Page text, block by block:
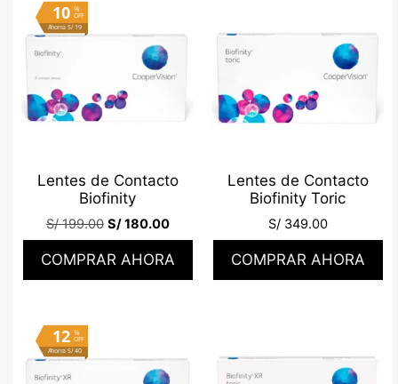
%
OFF
10
Ahorra S/ 19
Lentes de Contacto
Biofinity
S/199.00 S/180.00
COMPRAR AHORA
Lentes de Contacto
Biofinity Toric
S/349.00
COMPRAR AHORA
%
OFF
12
Ahorra S/ 40